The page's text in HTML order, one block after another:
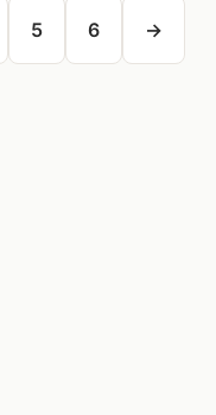
5 6 →